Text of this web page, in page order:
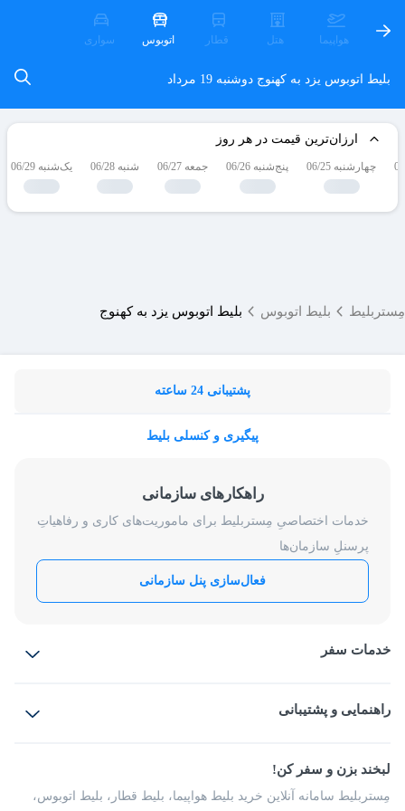
هواپیما هتل قطار اتوبوس سواری
بلیط اتوبوس یزد به کهنوج دوشنبه 19 مرداد
ارزان‌ترین قیمت در هر روز
چهارشنبه 06/25 پنج‌شنبه 06/26 جمعه 06/27 شنبه 06/28 یک‌شنبه 06/29
مِستربلیط بلیط اتوبوس بلیط اتوبوس یزد به کهنوج
پشتیبانی 24 ساعته
پیگیری و کنسلی بلیط
راهکارهای سازمانی
خدمات اختصاصیِ مِستربلیط برای ماموریت‌های کاری و رفاهیاتِ
پرسنلِ سازمان‌ها
فعال‌سازی پنل سازمانی
خدمات سفر
بلیط قطار
راهنمایی و پشتیبانی
شرایط و مقررات
راهکار سازمانی
فرصت‌های شغلی
لبخند بزن و سفر کن!
مِستربلیط سامانه آنلاین خرید بلیط هواپیما، بلیط قطار، بلیط اتوبوس،